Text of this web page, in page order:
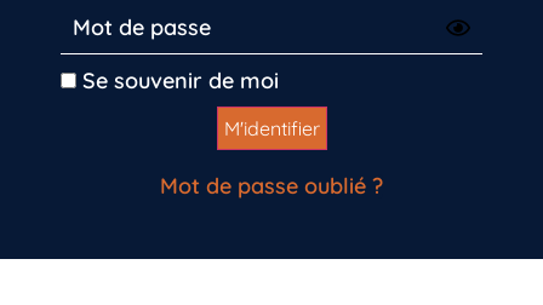
Se souvenir de moi
Mot de passe oublié ?
Vous n’êtes pas encore inscrit à Biolit ?